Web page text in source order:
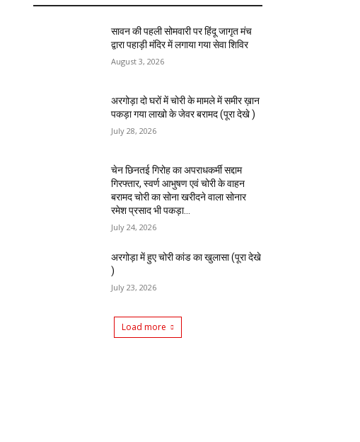
सावन की पहली सोमवारी पर हिंदू जागृत मंच
द्वारा पहाड़ी मंदिर में लगाया गया सेवा शिविर
August 3, 2026
अरगोड़ा दो घरों में चोरी के मामले में समीर ख़ान
पकड़ा गया लाखो के जेवर बरामद (पूरा देखे )
July 28, 2026
चेन छिनतई गिरोह का अपराधकर्मी सद्दाम
गिरफ्तार, स्वर्ण आभुषण एवं चोरी के वाहन
बरामद चोरी का सोना खरीदने वाला सोनार
रमेश प्रसाद भी पकड़ा...
July 24, 2026
अरगोड़ा में हुए चोरी कांड का खुलासा (पूरा देखे
)
July 23, 2026
Load more